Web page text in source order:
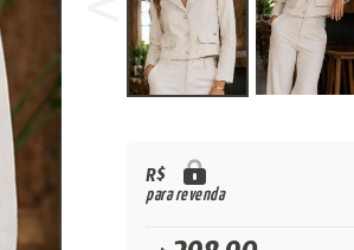
R$
para revenda